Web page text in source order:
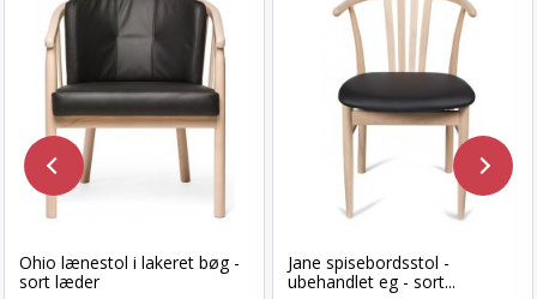
Ohio lænestol i lakeret bøg -
sort læder
Jane spisebordsstol -
ubehandlet eg - sort...